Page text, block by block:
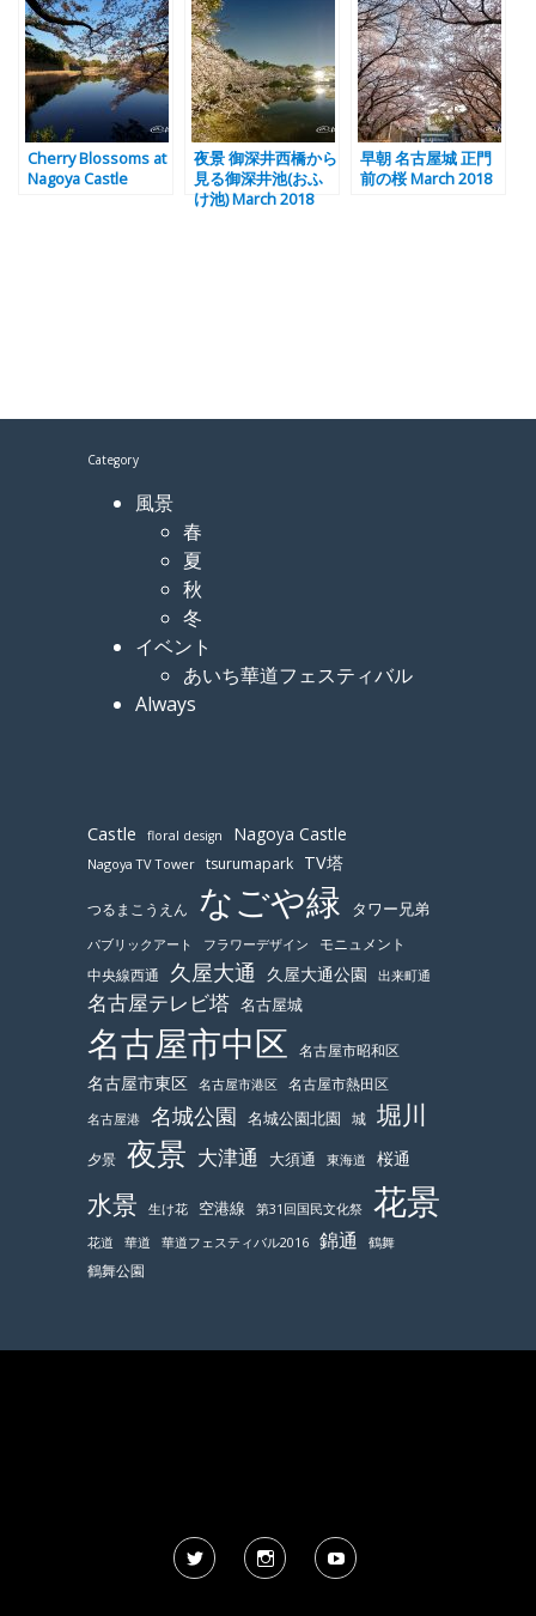
Cherry Blossoms at
Nagoya Castle
夜景 御深井西橋から
見る御深井池(おふ
け池) March 2018
早朝 名古屋城 正門
前の桜 March 2018
Category
風景
春
夏
秋
冬
イベント
あいち華道フェスティバル
Always
Castle floral design Nagoya Castle
Nagoya TV Tower tsurumapark TV塔
つるまこうえん なごや緑 タワー兄弟
パブリックアート フラワーデザイン
モニュメント
中央線西通
久屋大通 久屋大通公園 出来町通
名古屋テレビ塔 名古屋城
名古屋市中区 名古屋市昭和区
名古屋市東区 名古屋市港区 名古屋市熱田区
名古屋港 名城公園 名城公園北園 城 堀川
夕景 夜景 大津通 大須通 東海道 桜通
水景 生け花 空港線 第31回国民文化祭 花景
花道 華道 華道フェスティバル2016 錦通 鶴舞
鶴舞公園